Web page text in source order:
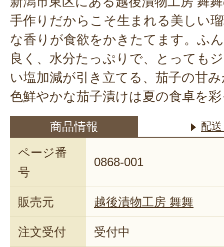
手作りだからこそ生まれる美しい
な香りが食欲をかきたてます。ふ
良く、水分たっぷりで、とっても
い塩加減が引き立てる、茄子の甘
色鮮やかな茄子漬けは夏の食卓を
商品情報 配
ページ番
号
0868-001
販売元 越後漬物工房 舞舞
注文受付 受付中